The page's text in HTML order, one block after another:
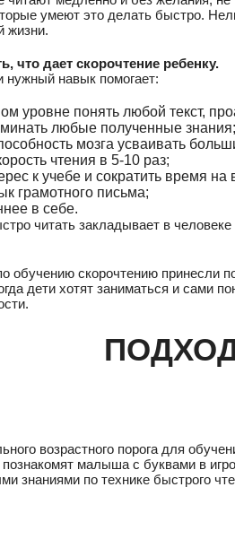
умеют это делать быстро.
жизни.
что дает скорочтение ребенку.
нужный навык помогает:
уровне понять любой текст,
любые полученные знания;
мозга усваивать
чтения в 5-10 раз;
к учебе и сократить время
грамотного письма;
в себе.
читать закладывает в
обучению скорочтению принесли
дети хотят заниматься и
возрастного порога для
познакомят малыша с буквами в
знаниями по технике быстрого